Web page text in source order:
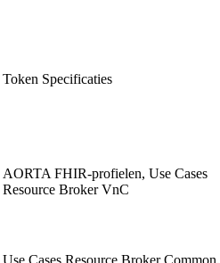
Token Specificaties
AORTA FHIR-profielen, Use Cases
Resource Broker VnC
Use Cases Resource Broker Common,